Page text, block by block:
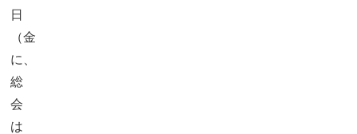
日
（金）
に、
総
会
は